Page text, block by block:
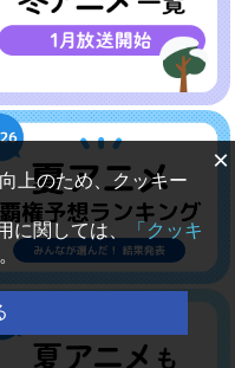
×
上のため、クッキー
に関しては、
「クッキ